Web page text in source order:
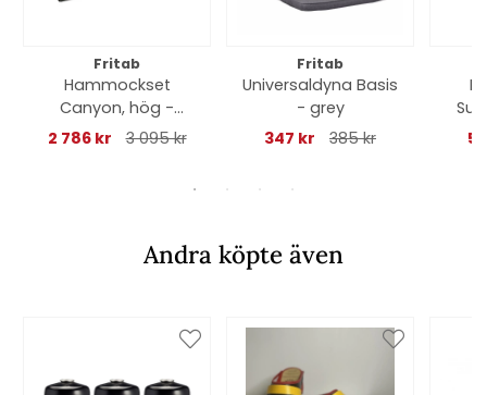
Fritab
Hammockset
Canyon, hög -
granitgrå struktur
2 786 kr 3 095 kr
Fritab
Universaldyna Basis
- grey
347 kr
385 kr
Andra köpte även